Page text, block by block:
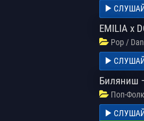
EMILIA x
Pop /
Биляниш
Поп-Фолк